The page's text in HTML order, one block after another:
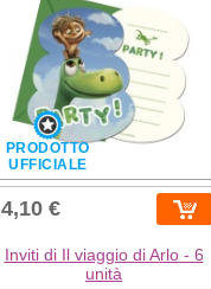
PRODOTTO
UFFICIALE
4,10 €
Inviti di Il viaggio di Arlo - 6
unità